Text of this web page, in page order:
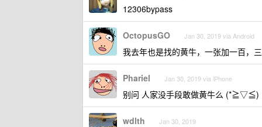
12306bypass
OctopusGO Jan 30, 2019 via Android
我去年也是找的黄牛，一张加一百，
Phariel Jan 30, 2019 via iPhone
别问 人家没手段敢做黄牛么 (*≧▽≦)
wdlth Jan 30, 2019